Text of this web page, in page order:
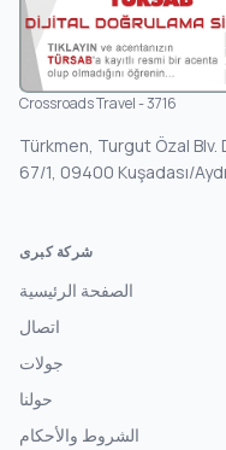
Crossroads Travel - 3716
Türkmen, Turgut Özal Blv.
67/1, 09400 Kuşadası/
شركة كبرى
الصفحة الرئيسية
اتصال
جولات
حولنا
الشروط والأحكام